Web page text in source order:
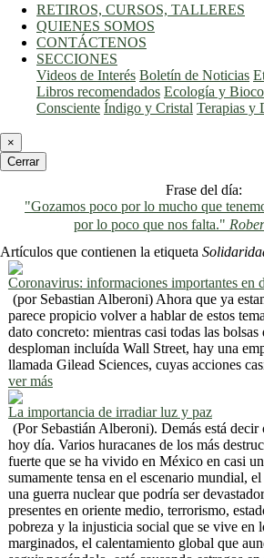
RETIROS, CURSOS, TALLERES
QUIENES SOMOS
CONTÁCTENOS
SECCIONES
Videos de Interés Boletín de Noticias
Libros recomendados Ecología y
Consciente Índigo y Cristal Terapias y
×
Cerrar
Frase del día:
"Gozamos poco por lo mucho que
por lo poco que nos falta."
Artículos que contienen la etiqueta
Coronavirus: informaciones importantes en
(por Sebastian Alberoni) Ahora que ya
parece propicio volver a hablar de estos
dato concreto: mientras casi todas las bolsas
desploman incluída Wall Street, hay una
llamada Gilead Sciences, cuyas acciones
ver más
La importancia de irradiar luz y paz
(Por Sebastián Alberoni). Demás está decir
hoy día. Varios huracanes de los más
fuerte que se ha vivido en México en casi
sumamente tensa en el escenario mundial,
una guerra nuclear que podría ser
presentes en oriente medio, terrorismo,
pobreza y la injusticia social que se vive en
marginados, el calentamiento global que